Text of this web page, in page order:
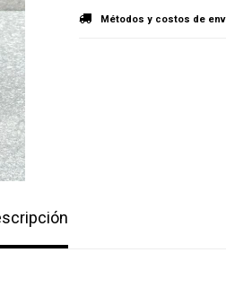
Métodos y costos de